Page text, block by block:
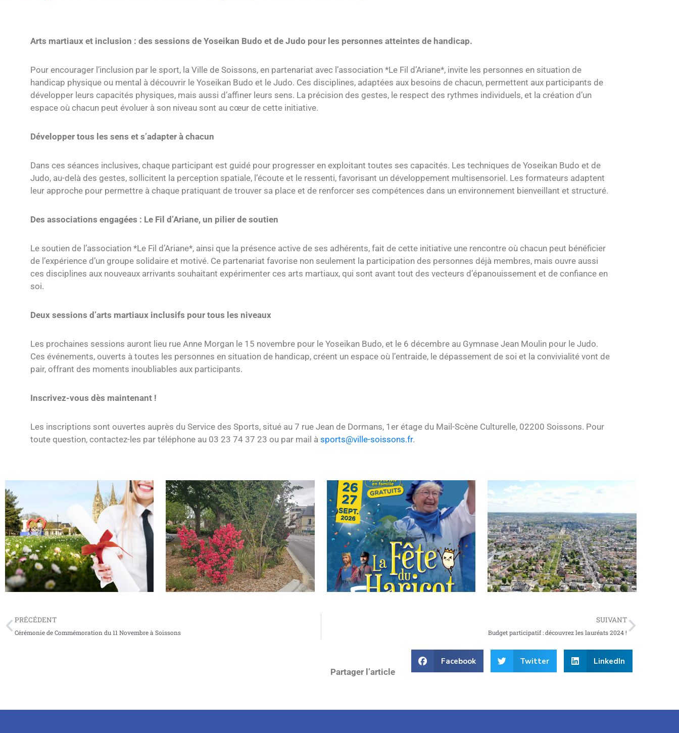
Arts martiaux et inclusion : des sessions de Yoseikan Budo et de Judo pour les personnes atteintes de handicap.
Pour encourager l’inclusion par le sport, la Ville de Soissons, en partenariat avec l’association *Le Fil d’Ariane*, invite les personnes en situation de
handicap physique ou mental à découvrir le Yoseikan Budo et le Judo. Ces disciplines, adaptées aux besoins de chacun, permettent aux participants de
développer leurs capacités physiques, mais aussi d’affiner leurs sens. La précision des gestes, le respect des rythmes individuels, et la création d’un
espace où chacun peut évoluer à son niveau sont au cœur de cette initiative.
Développer tous les sens et s’adapter à chacun
Dans ces séances inclusives, chaque participant est guidé pour progresser en exploitant toutes ses capacités. Les techniques de Yoseikan Budo et de
Judo, au-delà des gestes, sollicitent la perception spatiale, l’écoute et le ressenti, favorisant un développement multisensoriel. Les formateurs adaptent
leur approche pour permettre à chaque pratiquant de trouver sa place et de renforcer ses compétences dans un environnement bienveillant et structuré.
Des associations engagées : Le Fil d’Ariane, un pilier de soutien
Le soutien de l’association *Le Fil d’Ariane*, ainsi que la présence active de ses adhérents, fait de cette initiative une rencontre où chacun peut bénéficier
de l’expérience d’un groupe solidaire et motivé. Ce partenariat favorise non seulement la participation des personnes déjà membres, mais ouvre aussi
ces disciplines aux nouveaux arrivants souhaitant expérimenter ces arts martiaux, qui sont avant tout des vecteurs d’épanouissement et de confiance en
soi.
Deux sessions d’arts martiaux inclusifs pour tous les niveaux
Les prochaines sessions auront lieu rue Anne Morgan le 15 novembre pour le Yoseikan Budo, et le 6 décembre au Gymnase Jean Moulin pour le Judo.
Ces événements, ouverts à toutes les personnes en situation de handicap, créent un espace où l’entraide, le dépassement de soi et la convivialité vont de
pair, offrant des moments inoubliables aux participants.
Inscrivez-vous dès maintenant !
Les inscriptions sont ouvertes auprès du Service des Sports, situé au 7 rue Jean de Dormans, 1er étage du Mail-Scène Culturelle, 02200 Soissons. Pour
toute question, contactez-les par téléphone au 03 23 74 37 23 ou par mail à sports@ville-soissons.fr.
Bac et Brevet 2026 : la Ville de Soissons
mettra à l’honneur ses jeunes diplômés
Soissons, cité-jardin : Le Lilas des Indes, la
star de l’été !
Fête du Haricot 2026
Plus vert, plus beau, plus sûr : le boulevard
Pasteur change de dimension
PRÉCÉDENT
Cérémonie de Commémoration du 11 Novembre à Soissons
SUIVANT
Budget participatif : découvrez les lauréats 2024 !
Partager l’article
Facebook Twitter LinkedIn